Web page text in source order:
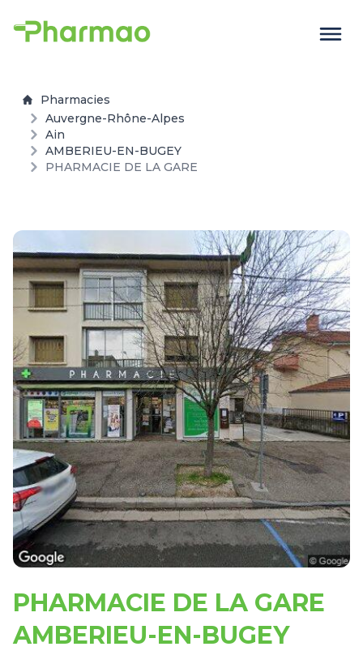
Pharmacies
Auvergne-Rhône-Alpes
Ain
AMBERIEU-EN-BUGEY
PHARMACIE DE LA GARE
PHARMACIE DE LA GARE
AMBERIEU-EN-BUGEY